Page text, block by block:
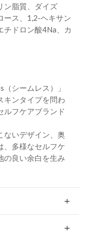
ン脂質、ダイズ
ース、1,2-ヘキサン
チドロン酸4Na、カ
（シームレス）」
キンタイプを問わ
ルフケアブランド
ないデザイン、奥
、多様なセルフケ
の良い余白を生み